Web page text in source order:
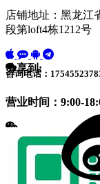
店铺地址：黑龙江
段第loft4栋1212号
咨询电话：
营业时间：9:00-
分享到: